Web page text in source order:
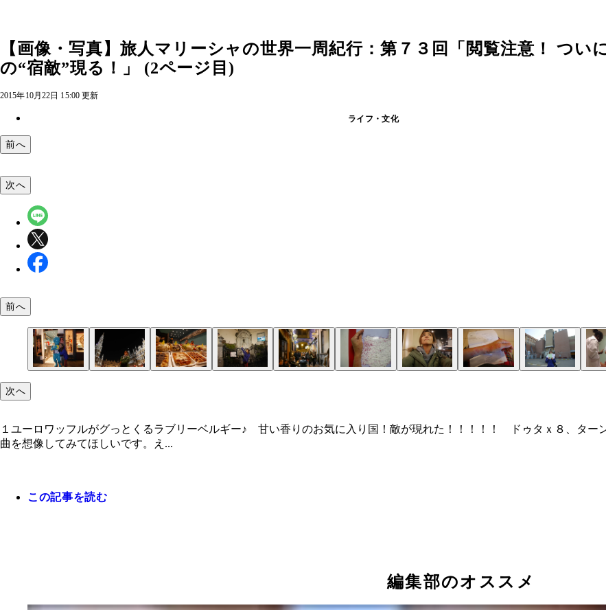
【画像・写真】旅人マリーシャの世界一周紀行：第７３回「閲覧注意！ つい
の“宿敵”現る！」 (2ページ目)
2015年10月22日 15:00 更新
ライフ・文化
前へ
次へ
前へ
次へ
１ユーロワッフルがグっとくるラブリーベルギー♪ 甘い香りのお気に入り国！敵が現れた！！！！！ ドゥタｘ８、ター
曲を想像してみてほしいです。え...
この記事を読む
編集部のオススメ